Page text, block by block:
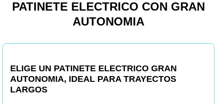
PATINETE ELECTRICO CON GRAN
AUTONOMIA
ELIGE UN PATINETE ELECTRICO GRAN
AUTONOMIA, IDEAL PARA TRAYECTOS
LARGOS